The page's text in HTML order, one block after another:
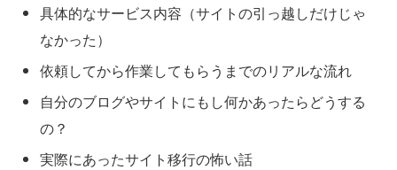
具体的なサービス内容（サイトの引っ越しだけじゃ
なかった）
依頼してから作業してもらうまでのリアルな流れ
自分のブログやサイトにもし何かあったらどうする
の？
実際にあったサイト移行の怖い話